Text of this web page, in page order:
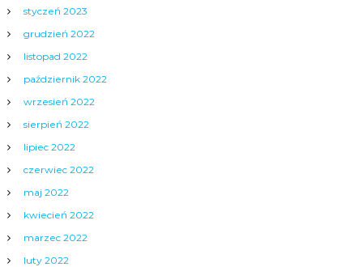
styczeń 2023
grudzień 2022
listopad 2022
październik 2022
wrzesień 2022
sierpień 2022
lipiec 2022
czerwiec 2022
maj 2022
kwiecień 2022
marzec 2022
luty 2022